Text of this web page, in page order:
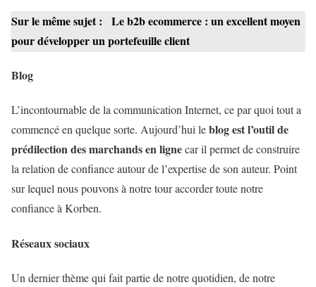
Sur le même sujet :
Le b2b ecommerce : un excellent moyen
pour développer un portefeuille client
Blog
L’incontournable de la communication Internet, ce par quoi tout a
commencé en quelque sorte. Aujourd’hui leblog est l’outil de
prédilection des marchands en lignecar il permet de construire
la relation de confiance autour de l’expertise de son auteur. Point
sur lequel nous pouvons à notre tour accorder toute notre
confiance à Korben.
Réseaux sociaux
Un dernier thème qui fait partie de notre quotidien, de notre